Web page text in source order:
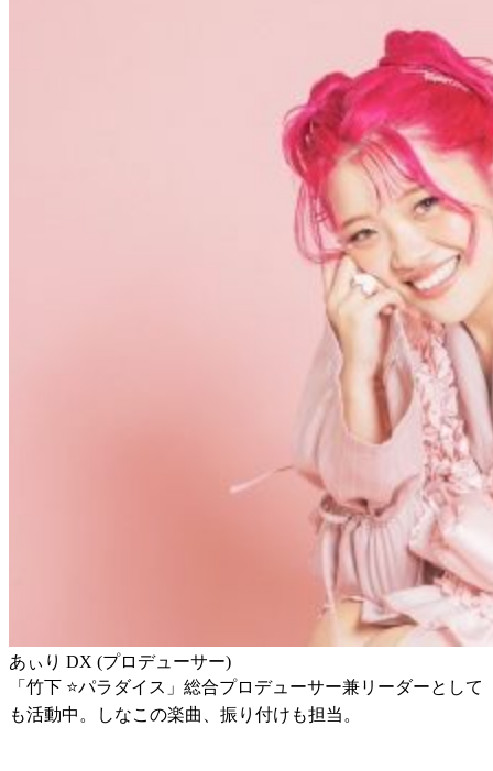
あぃり DX (プロデューサー)
「竹下 ⭐パラダイス」総合プロデューサー兼リーダーとして
も活動中。しなこの楽曲、振り付けも担当。